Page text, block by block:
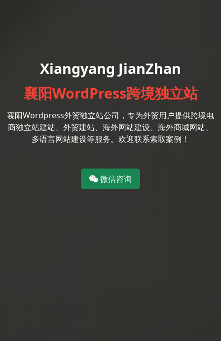
Xiangyang JianZhan
襄阳WordPress跨境独立站
襄阳Wordpress外贸独立站公司，专为外贸用户提供跨境电
商独立站建站、外贸建站、海外网站建设、海外商城网站、
多语言网站建设等服务。欢迎联系索取案例！
微信咨询